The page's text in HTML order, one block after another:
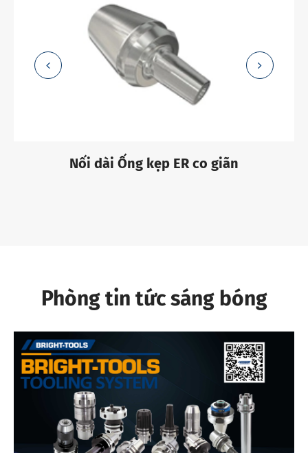
Nối dài Ống kẹp ER co giãn
Phòng tin tức sáng bóng